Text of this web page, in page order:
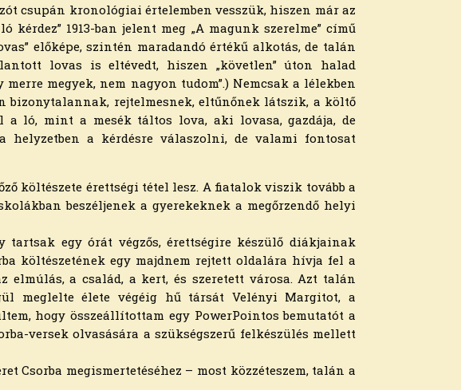
csupán kronológiai értelemben vesszük, hiszen már az
1913-ban jelent meg „A magunk szerelme” című
előképe, szintén maradandó értékű alkotás, de talán
lovas is eltévedt, hiszen „követlen” úton halad
megyek, nem nagyon tudom”.) Nemcsak a lélekben
bizonytalannak, rejtelmesnek, eltűnőnek látszik, a költő
a ló, mint a mesék táltos lova, aki lovasa, gazdája, de
helyzetben a kérdésre válaszolni, de valami fontosat
költészete érettségi tétel lesz. A fiatalok viszik tovább a
beszéljenek a gyerekeknek a megőrzendő helyi
egy órát végzős, érettségire készülő diákjainak
költészetének egy majdnem rejtett oldalára hívja fel a
a család, a kert, és szeretett városa. Azt talán
meglelte élete végéig hű társát Velényi Margitot, a
hogy összeállítottam egy PowerPointos bemutatót a
versek olvasására a szükségszerű felkészülés mellett
Csorba megismertetéséhez – most közzéteszem, talán a